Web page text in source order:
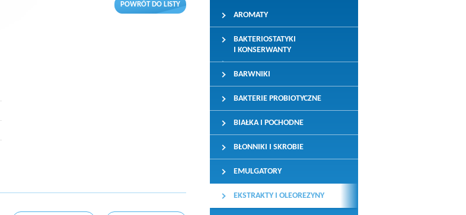
AROMATY
BAKTERIOSTATYKI
I KONSERWANTY
BARWNIKI
BAKTERIE PROBIOTYCZNE
BIAŁKA I POCHODNE
BŁONNIKI I SKROBIE
EMULGATORY
EKSTRAKTY I OLEOREZYNY
POWRÓT DO LISTY